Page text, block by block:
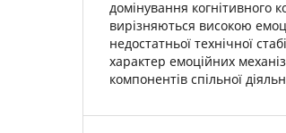
домінування когнітивного
вирізняються високою
недостатньої технічної
характер емоційних
компонентів спільної